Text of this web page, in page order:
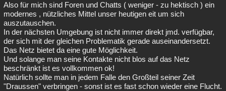
Also für mich sind Foren und Chatts ( weniger - zu hektisch ) ein
modernes , nützliches Mittel unser heutigen eit um sich
auszutauschen.
In der nächsten Umgebung ist nicht immer direkt jmd. verfügbar,
der sich mit der gleichen Problematik gerade auseinandersetzt.
Das Netz bietet da eine gute Möglichkeit.
Und solange man seine Kontakte nicht blos auf das Netz
beschränkt ist es vollkommen ok!
Natürlich sollte man in jedem Falle den Großteil seiner Zeit
"Draussen" verbringen - sonst ist es fast schon wieder eine Flucht.